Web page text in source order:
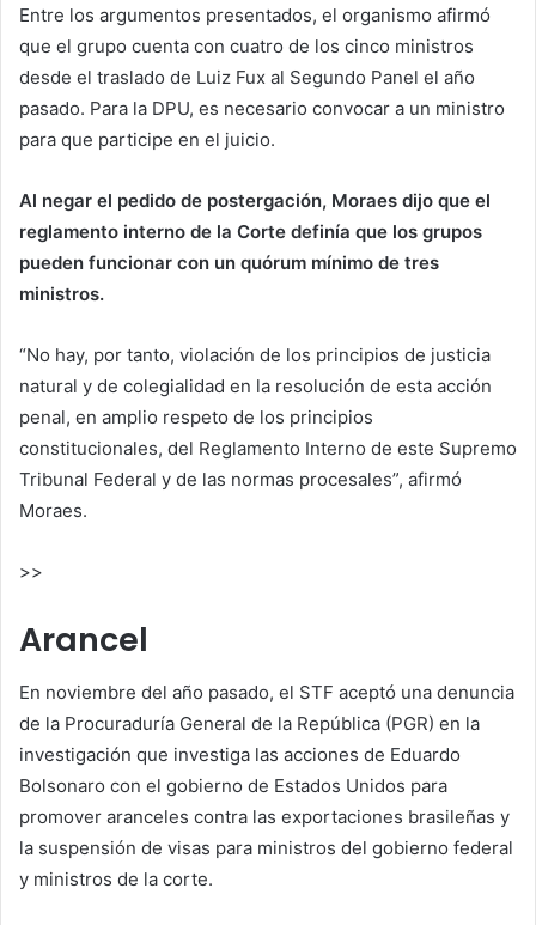
Entre los argumentos presentados, el organismo afirmó
que el grupo cuenta con cuatro de los cinco ministros
desde el traslado de Luiz Fux al Segundo Panel el año
pasado. Para la DPU, es necesario convocar a un ministro
para que participe en el juicio.
Al negar el pedido de postergación, Moraes dijo que el
reglamento interno de la Corte definía que los grupos
pueden funcionar con un quórum mínimo de tres
ministros.
“No hay, por tanto, violación de los principios de justicia
natural y de colegialidad en la resolución de esta acción
penal, en amplio respeto de los principios
constitucionales, del Reglamento Interno de este Supremo
Tribunal Federal y de las normas procesales”, afirmó
Moraes.
>>
Arancel
En noviembre del año pasado, el STF aceptó una denuncia
de la Procuraduría General de la República (PGR) en la
investigación que investiga las acciones de Eduardo
Bolsonaro con el gobierno de Estados Unidos para
promover aranceles contra las exportaciones brasileñas y
la suspensión de visas para ministros del gobierno federal
y ministros de la corte.